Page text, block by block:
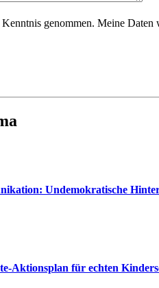
genommen. Meine Daten
Undemokratische
Aktionsplan für echten